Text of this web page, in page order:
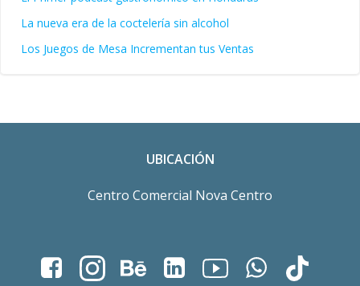
La nueva era de la coctelería sin alcohol
Los Juegos de Mesa Incrementan tus Ventas
UBICACIÓN
Centro Comercial Nova Centro